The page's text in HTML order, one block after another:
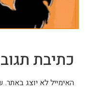
כתיבת
האימייל לא יוצג באתר.